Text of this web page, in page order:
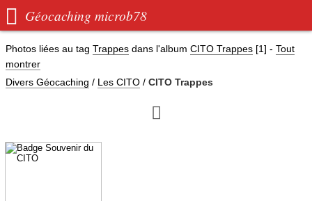
 Géocaching microb78
Photos liées au tag Trappes dans l'album CITO Trappes [1] - Tout
montrer
Divers Géocaching / Les CITO / CITO Trappes
